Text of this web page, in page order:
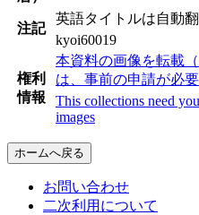
注記
英語タイトルは自動
kyoi60019
権利
情報
本資料の画像を転載
は、事前の申請が必
This collections need
images
ホームへ戻る
お問い合わせ
二次利用について